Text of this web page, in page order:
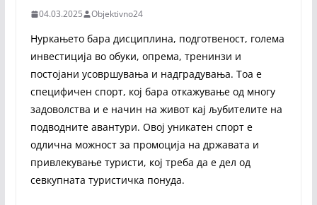
04.03.2025 Objektivno24
Нуркањето бара дисциплина, подготвеност, голема
инвестиција во обуки, опрема, тренинзи и
постојани усовршувања и надградувања. Тоа е
специфичен спорт, кој бара откажување од многу
задоволства и е начин на живот кај љубителите на
подводните авантури. Овој уникатен спорт е
одлична можност за промоција на државата и
привлекување туристи, кој треба да е дел од
севкупната туристичка понуда.